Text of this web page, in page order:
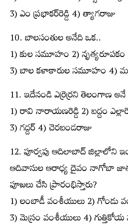
3) ఎం ప్రభాకర్‌రెడ్డి 4) త్యాగరాజు
10. బాలసంతుల అనేది ఒక..
1) కుల సమూహం 2) నృత్యరూపకం
3) బాల కళాకారుల సమూహం 4)
11. ఇదేనండి ఎర్రెర్రని తెలంగాణ
1) రావి నారాయణరెడ్డి 2) బద్దం
3) గద్దర్ 4) చెరబండరాజు
12. పూర్వపు ఆదిలాబాద్ జిల్లాలోని
ఆదివాసుల ఆరాధ్య దైవం నాగోబా
పూజలు చేసి ప్రారంభిస్తారు?
1) లంబాడీ వంశీయులు 2) గోండు
3) మెస్రం వంశీయులు 4)